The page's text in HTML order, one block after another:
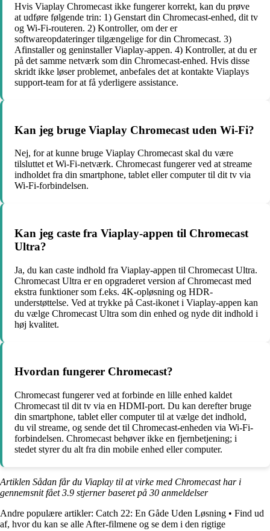
Hvis Viaplay Chromecast ikke fungerer korrekt, kan du prøve
at udføre følgende trin: 1) Genstart din Chromecast-enhed, dit tv
og Wi-Fi-routeren. 2) Kontroller, om der er
softwareopdateringer tilgængelige for din Chromecast. 3)
Afinstaller og geninstaller Viaplay-appen. 4) Kontroller, at du er
på det samme netværk som din Chromecast-enhed. Hvis disse
skridt ikke løser problemet, anbefales det at kontakte Viaplays
support-team for at få yderligere assistance.
Kan jeg bruge Viaplay Chromecast uden Wi-Fi?
Nej, for at kunne bruge Viaplay Chromecast skal du være
tilsluttet et Wi-Fi-netværk. Chromecast fungerer ved at streame
indholdet fra din smartphone, tablet eller computer til dit tv via
Wi-Fi-forbindelsen.
Kan jeg caste fra Viaplay-appen til Chromecast
Ultra?
Ja, du kan caste indhold fra Viaplay-appen til Chromecast Ultra.
Chromecast Ultra er en opgraderet version af Chromecast med
ekstra funktioner som f.eks. 4K-opløsning og HDR-
understøttelse. Ved at trykke på Cast-ikonet i Viaplay-appen kan
du vælge Chromecast Ultra som din enhed og nyde dit indhold i
høj kvalitet.
Hvordan fungerer Chromecast?
Chromecast fungerer ved at forbinde en lille enhed kaldet
Chromecast til dit tv via en HDMI-port. Du kan derefter bruge
din smartphone, tablet eller computer til at vælge det indhold,
du vil streame, og sende det til Chromecast-enheden via Wi-Fi-
forbindelsen. Chromecast behøver ikke en fjernbetjening; i
stedet styrer du alt fra din mobile enhed eller computer.
Artiklen Sådan får du Viaplay til at virke med Chromecast har i
gennemsnit fået3.9 stjerner baseret på 30 anmeldelser
Andre populære artikler: Catch 22: En Gåde Uden Løsning • Find ud
af, hvor du kan se alle After-filmene og se dem i den rigtige